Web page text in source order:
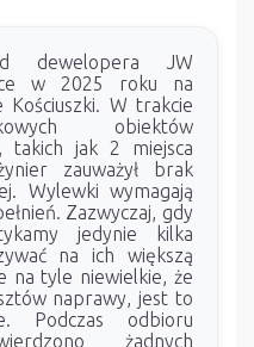
dewelopera JW
w 2025 roku na
W trakcie
obiektów
takich jak 2 miejsca
zauważył brak
Wylewki wymagają
Zazwyczaj, gdy
jedynie kilka
na ich większą
na tyle niewielkie, że
naprawy, jest to
Podczas odbioru
żadnych